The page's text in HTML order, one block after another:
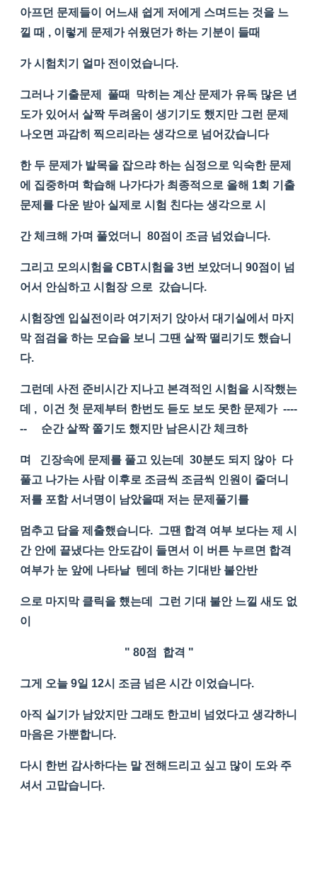
아프던 문제들이 어느새 쉽게 저에게 스며드는 것을 느
낄 때 , 이렇게 문제가 쉬웠던가 하는 기분이 들때
가 시험치기 얼마 전이었습니다.
그러나 기출문제 풀때 막히는 계산 문제가 유독 많은 년
도가 있어서 살짝 두려움이 생기기도 했지만 그런 문제
나오면 과감히 찍으리라는 생각으로 넘어갔습니다
한 두 문제가 발목을 잡으랴 하는 심정으로 익숙한 문제
에 집중하며 학습해 나가다가 최종적으로 올해 1회 기출
문제를 다운 받아 실제로 시험 친다는 생각으로 시
간 체크해 가며 풀었더니 80점이 조금 넘었습니다.
그리고 모의시험을 CBT시험을 3번 보았더니 90점이 넘
어서 안심하고 시험장 으로 갔습니다.
시험장엔 입실전이라 여기저기 앉아서 대기실에서 마지
막 점검을 하는 모습을 보니 그땐 살짝 떨리기도 했습니
다.
그런데 사전 준비시간 지나고 본격적인 시험을 시작했는
데 , 이건 첫 문제부터 한번도 듣도 보도 못한 문제가 ----
-- 순간 살짝 쫄기도 했지만 남은시간 체크하
며 긴장속에 문제를 풀고 있는데 30분도 되지 않아 다
풀고 나가는 사람 이후로 조금씩 조금씩 인원이 줄더니
저를 포함 서너명이 남았을때 저는 문제풀기를
멈추고 답을 제출했습니다. 그땐 합격 여부 보다는 제 시
간 안에 끝냈다는 안도감이 들면서 이 버튼 누르면 합격
여부가 눈 앞에 나타날 텐데 하는 기대반 불안반
으로 마지막 클릭을 헀는데 그런 기대 불안 느낄 새도 없
이
" 80점 합격 "
그게 오늘 9일 12시 조금 넘은 시간 이었습니다.
아직 실기가 남았지만 그래도 한고비 넘었다고 생각하니
마음은 가뿐합니다.
다시 한번 감사하다는 말 전해드리고 싶고 많이 도와 주
셔서 고맙습니다.